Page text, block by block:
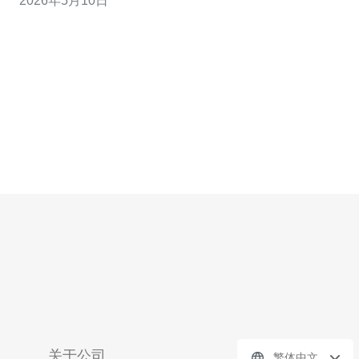
性能、兼容性与安全性。 L2TP通常与IPSec配合使用（常
关于公司